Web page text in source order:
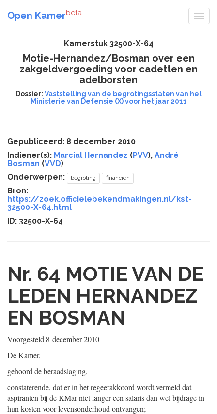
Open Kamerbeta
Kamerstuk 32500-X-64
Motie-Hernandez/Bosman over een
zakgeldvergoeding voor cadetten en
adelborsten
Dossier: Vaststelling van de begrotingsstaten van het
Ministerie van Defensie (X) voor het jaar 2011
Gepubliceerd: 8 december 2010
Indiener(s): Marcial Hernandez (PVV), André
Bosman (VVD)
Onderwerpen:
begroting financiën
Bron:
https://zoek.officielebekendmakingen.nl/kst-
32500-X-64.html
ID: 32500-X-64
Nr. 64 MOTIE VAN DE
LEDEN HERNANDEZ
EN BOSMAN
Voorgesteld 8 december 2010
De Kamer,
gehoord de beraadslaging,
constaterende, dat er in het regeerakkoord wordt vermeld dat
aspiranten bij de KMar niet langer een salaris dan wel bijdrage in
hun kosten voor levensonderhoud ontvangen;